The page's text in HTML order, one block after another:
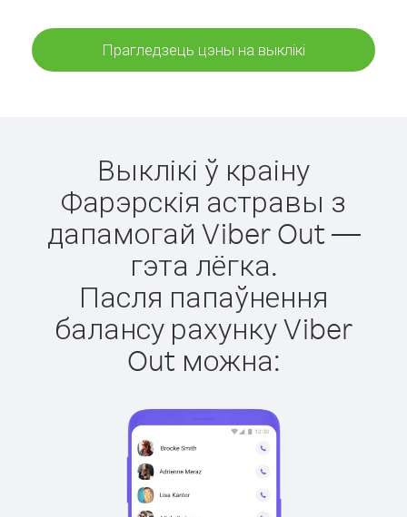
Прагледзець цэны на выклікі
Выклікі ў краіну
Фарэрскія астравы з
дапамогай Viber Out —
гэта лёгка.
Пасля папаўнення
балансу рахунку Viber
Out можна: